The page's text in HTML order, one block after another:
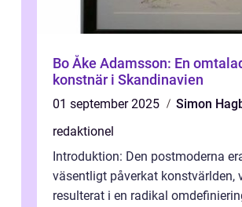
Bo Åke Adamsson: En
konstnär i Skandinavien
01 september 2025
Simon
redaktionel
Introduktion: Den postmoderna
väsentligt påverkat konstvärlden,
resulterat i en radikal